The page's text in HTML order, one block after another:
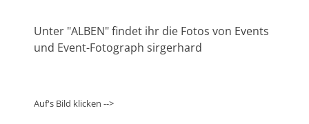
Unter "ALBEN" findet ihr die Fotos von Events
und Event-Fotograph sirgerhard
Auf's Bild klicken -->